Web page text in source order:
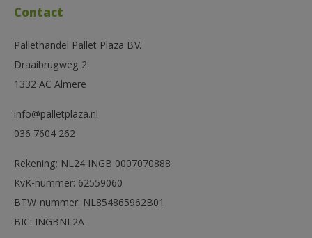
Contact
Pallethandel Pallet Plaza B.V.
Draaibrugweg 2
1332 AC Almere
info@palletplaza.nl
036 7604 262
Rekening: NL24 INGB 0007070888
KvK-nummer: 62559060
BTW-nummer: NL854865962B01
BIC: INGBNL2A